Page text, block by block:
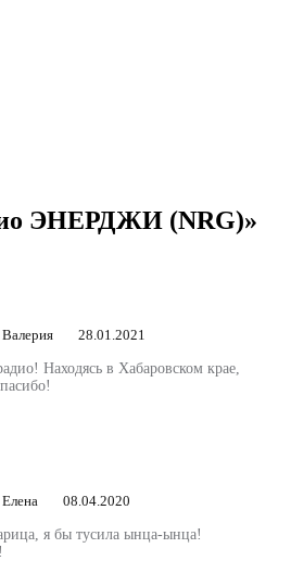
ЭНЕРДЖИ (NRG)»
Валерия 28.01.2021
Находясь в Хабаровском крае,
Елена 08.04.2020
я бы тусила ынца-ынца!